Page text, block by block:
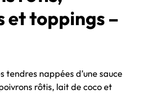
et toppings –
tendres nappées d’une sauce
rôtis, lait de coco et